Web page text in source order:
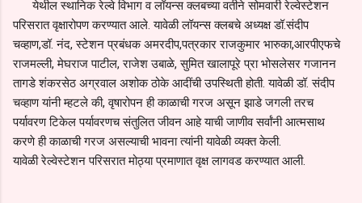
येथील स्थानिक रेल्वे विभाग व लॉयन्स क्लबच्या वतीने सोमवारी रेल्वेस्टेशन
परिसरात वृक्षारोपण करण्यात आले. यावेळी लॉयन्स क्लबचे अध्यक्ष डॉ.संदीप
चव्हाण,डॉ. नंद, स्टेशन प्रबंधक अमरदीप,पत्रकार राजकुमार भारुका,आरपीएफचे
राजमल्ली, मेघराज पाटील, राजेश उबाळे, सुमित खालापूरे प्रा भोसलेसर गजानन
तागडे शंकरसेठ अग्रवाल अशोक ठोके आदींची उपस्थिती होती. यावेळी डॉ. संदीप
चव्हाण यांनी म्हटले की, वृषारोपन ही काळाची गरज असून झाडे जगली तरच
पर्यावरण टिकेल पर्यावरणच संतुलित जीवन आहे याची जाणीव सर्वांनी आत्मसाथ
करणे ही काळाची गरज असल्याची भावना त्यांनी यावेळी व्यक्त केली.
यावेळी रेल्वेस्टेशन परिसरात मोठ्या प्रमाणात वृक्ष लागवड करण्यात आली.